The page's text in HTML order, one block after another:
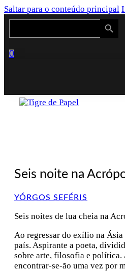
Saltar para o conteúdo principal
Search
Search Button
0
Seis noite na
YÓRGOS SEFÉRIS
Seis noites de lua cheia na
Ao regressar do exílio na
país. Aspirante a poeta,
sobre arte, filosofia e política.
encontrar-se-ão uma vez por